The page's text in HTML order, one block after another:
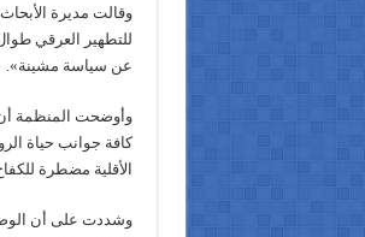
وقالت مديرة
للتطهير العرقي
عن سياسة مشينة».
وأوضحت المنظمة
كافة جوانب حياة
الأقلية مضطرة
وشددت على أن